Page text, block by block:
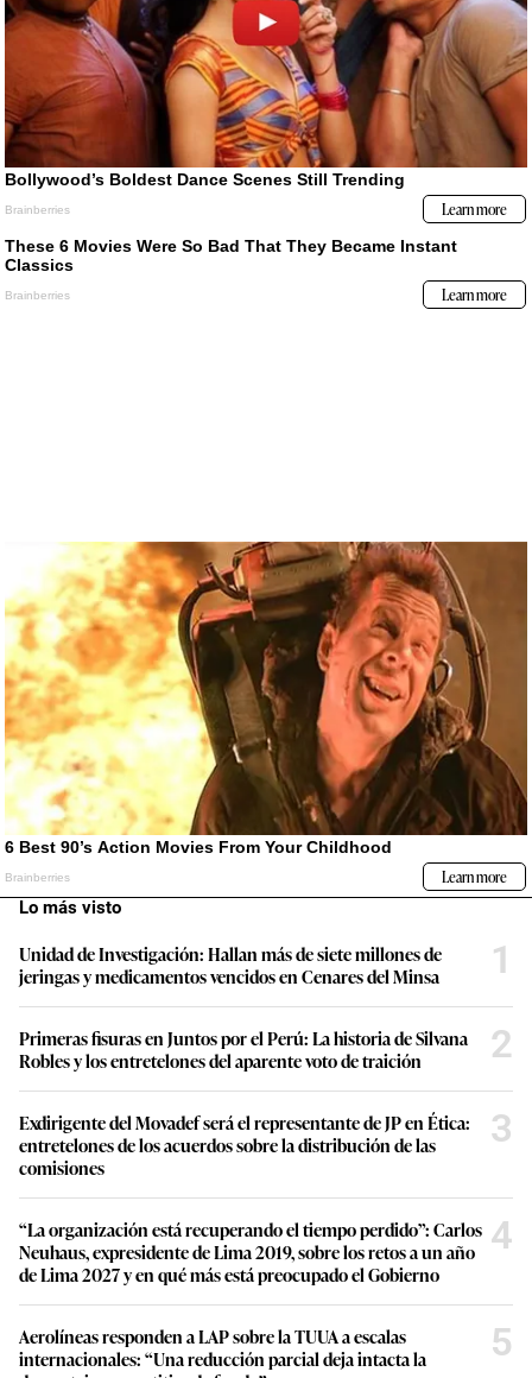
Lo más visto
Unidad de Investigación: Hallan más de siete millones de
jeringas y medicamentos vencidos en Cenares del Minsa
1
Primeras fisuras en Juntos por el Perú: La historia de Silvana
Robles y los entretelones del aparente voto de traición
2
Exdirigente del Movadef será el representante de JP en Ética:
entretelones de los acuerdos sobre la distribución de las
comisiones
3
“La organización está recuperando el tiempo perdido”: Carlos
Neuhaus, expresidente de Lima 2019, sobre los retos a un año
de Lima 2027 y en qué más está preocupado el Gobierno
4
Aerolíneas responden a LAP sobre la TUUA a escalas
internacionales: “Una reducción parcial deja intacta la
5